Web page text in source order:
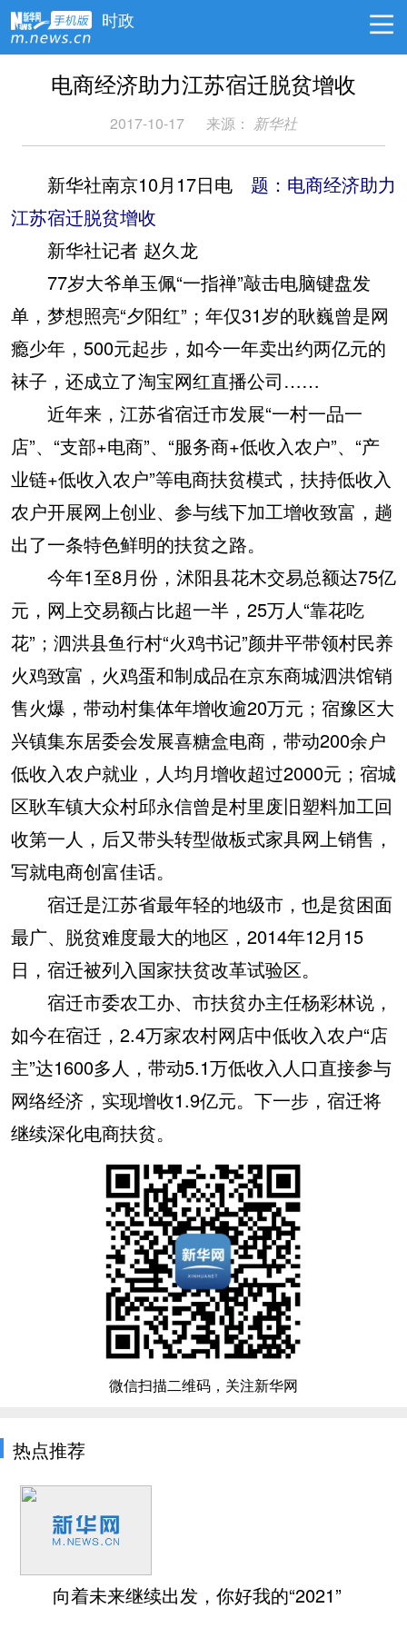
时政
电商经济助力江苏宿迁脱贫增收
2017-10-17 来源： 新华社
新华社南京10月17日电 题：电商经济助力
江苏宿迁脱贫增收
新华社记者 赵久龙
77岁大爷单玉佩“一指禅”敲击电脑键盘发
单，梦想照亮“夕阳红”；年仅31岁的耿巍曾是网
瘾少年，500元起步，如今一年卖出约两亿元的
袜子，还成立了淘宝网红直播公司……
近年来，江苏省宿迁市发展“一村一品一
店”、“支部+电商”、“服务商+低收入农户”、“产
业链+低收入农户”等电商扶贫模式，扶持低收入
农户开展网上创业、参与线下加工增收致富，趟
出了一条特色鲜明的扶贫之路。
今年1至8月份，沭阳县花木交易总额达75亿
元，网上交易额占比超一半，25万人“靠花吃
花”；泗洪县鱼行村“火鸡书记”颜井平带领村民养
火鸡致富，火鸡蛋和制成品在京东商城泗洪馆销
售火爆，带动村集体年增收逾20万元；宿豫区大
兴镇集东居委会发展喜糖盒电商，带动200余户
低收入农户就业，人均月增收超过2000元；宿城
区耿车镇大众村邱永信曾是村里废旧塑料加工回
收第一人，后又带头转型做板式家具网上销售，
写就电商创富佳话。
宿迁是江苏省最年轻的地级市，也是贫困面
最广、脱贫难度最大的地区，2014年12月15
日，宿迁被列入国家扶贫改革试验区。
宿迁市委农工办、市扶贫办主任杨彩林说，
如今在宿迁，2.4万家农村网店中低收入农户“店
主”达1600多人，带动5.1万低收入人口直接参与
网络经济，实现增收1.9亿元。下一步，宿迁将
继续深化电商扶贫。
微信扫描二维码，关注新华网
热点推荐
向着未来继续出发，你好我的“2021”